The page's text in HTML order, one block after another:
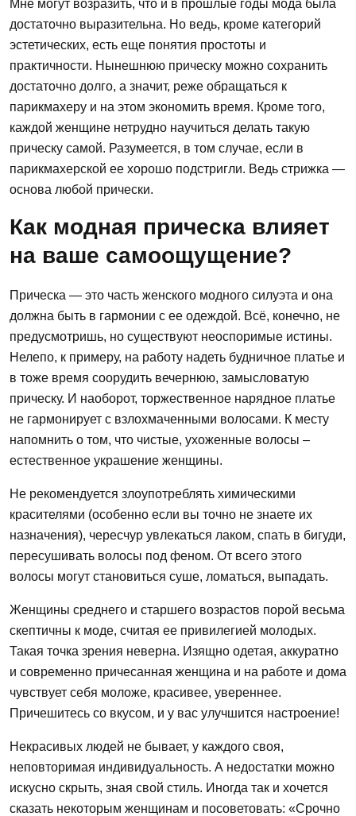
Мне могут возразить, что и в прошлые годы мода была
достаточно выразительна. Но ведь, кроме категорий
эстетических, есть еще понятия простоты и
практичности. Нынешнюю прическу можно сохранить
достаточно долго, а значит, реже обращаться к
парикмахеру и на этом экономить время. Кроме того,
каждой женщине нетрудно научиться делать такую
прическу самой. Разумеется, в том случае, если в
парикмахерской ее хорошо подстригли. Ведь стрижка —
основа любой прически.
Как модная прическа влияет
на ваше самоощущение?
Прическа — это часть женского модного силуэта и она
должна быть в гармонии с ее одеждой. Всё, конечно, не
предусмотришь, но существуют неоспоримые истины.
Нелепо, к примеру, на работу надеть будничное платье и
в тоже время соорудить вечернюю, замысловатую
прическу. И наоборот, торжественное нарядное платье
не гармонирует с взлохмаченными волосами. К месту
напомнить о том, что чистые, ухоженные волосы –
естественное украшение женщины.
Не рекомендуется злоупотреблять химическими
красителями (особенно если вы точно не знаете их
назначения), чересчур увлекаться лаком, спать в бигуди,
пересушивать волосы под феном. От всего этого
волосы могут становиться суше, ломаться, выпадать.
Женщины среднего и старшего возрастов порой весьма
скептичны к моде, считая ее привилегией молодых.
Такая точка зрения неверна. Изящно одетая, аккуратно
и современно причесанная женщина и на работе и дома
чувствует себя моложе, красивее, увереннее.
Причешитесь со вкусом, и у вас улучшится настроение!
Некрасивых людей не бывает, у каждого своя,
неповторимая индивидуальность. А недостатки можно
искусно скрыть, зная свой стиль. Иногда так и хочется
сказать некоторым женщинам и посоветовать: «Срочно